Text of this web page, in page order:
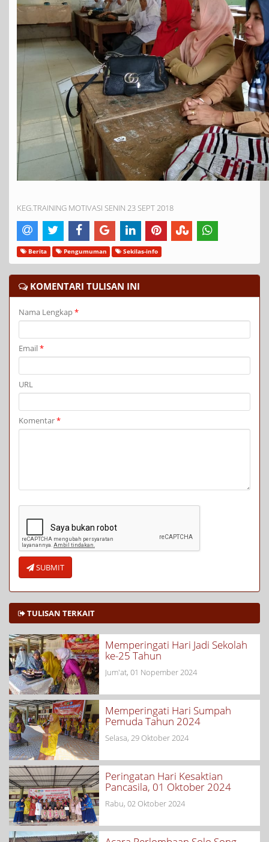
KEG.TRAINING MOTIVASI SENIN 23 SEPT 2018
Berita Pengumuman Sekilas-info
KOMENTARI TULISAN INI
Nama Lengkap*
Email*
URL
Komentar*
SUBMIT
TULISAN TERKAIT
Memperingati Hari Jadi Sekolah
ke-25 Tahun
Jum'at, 01 Nopember 2024
Memperingati Hari Sumpah
Pemuda Tahun 2024
Selasa, 29 Oktober 2024
Peringatan Hari Kesaktian
Pancasila, 01 Oktober 2024
Rabu, 02 Oktober 2024